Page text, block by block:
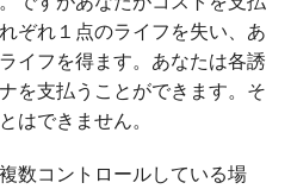
ぞれ１点のライフを失い、あ
イフを得ます。あなたは各誘
を支払うことができます。そ
はできません。
数コントロールしている場